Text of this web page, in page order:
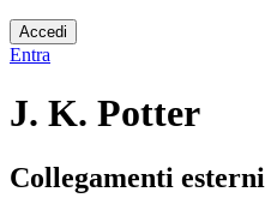
Accedi
Entra
J. K. Potter
Collegamenti esterni